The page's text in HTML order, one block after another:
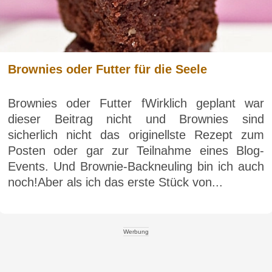
Brownies oder Futter für die Seele
Brownies oder Futter fWirklich geplant war
dieser Beitrag nicht und Brownies sind
sicherlich nicht das originellste Rezept zum
Posten oder gar zur Teilnahme eines Blog-
Events. Und Brownie-Backneuling bin ich auch
noch!Aber als ich das erste Stück von...
Werbung